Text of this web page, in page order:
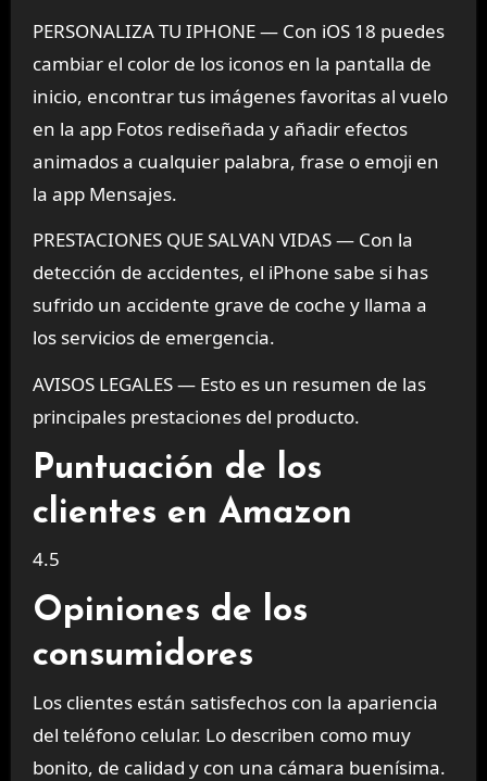
PERSONALIZA TU IPHONE — Con iOS 18 puedes
cambiar el color de los iconos en la pantalla de
inicio, encontrar tus imágenes favoritas al vuelo
en la app Fotos rediseñada y añadir efectos
animados a cualquier palabra, frase o emoji en
la app Mensajes.
PRESTACIONES QUE SALVAN VIDAS — Con la
detección de accidentes, el iPhone sabe si has
sufrido un accidente grave de coche y llama a
los servicios de emergencia.
AVISOS LEGALES — Esto es un resumen de las
principales prestaciones del producto.
Puntuación de los
clientes en Amazon
4.5
Opiniones de los
consumidores
Los clientes están satisfechos con la apariencia
del teléfono celular. Lo describen como muy
bonito, de calidad y con una cámara buenísima.